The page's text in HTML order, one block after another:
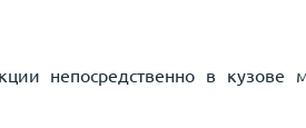
непосредственно в